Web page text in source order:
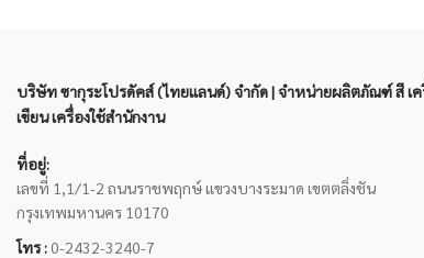
บริษัท ซากุระโปรดัคส์ (ไทยแลนด์) จำกัด | จำหน่ายผลิตภัณฑ์ สี เค
เขียน เครื่องใช้สำนักงาน
ที่อยู่:
เลขที่ 1,1/1-2 ถนนราชพฤกษ์ แขวงบางระมาด เขตตลิ่งชัน
กรุงเทพมหานคร 10170
โทร : 0-2432-3240-7